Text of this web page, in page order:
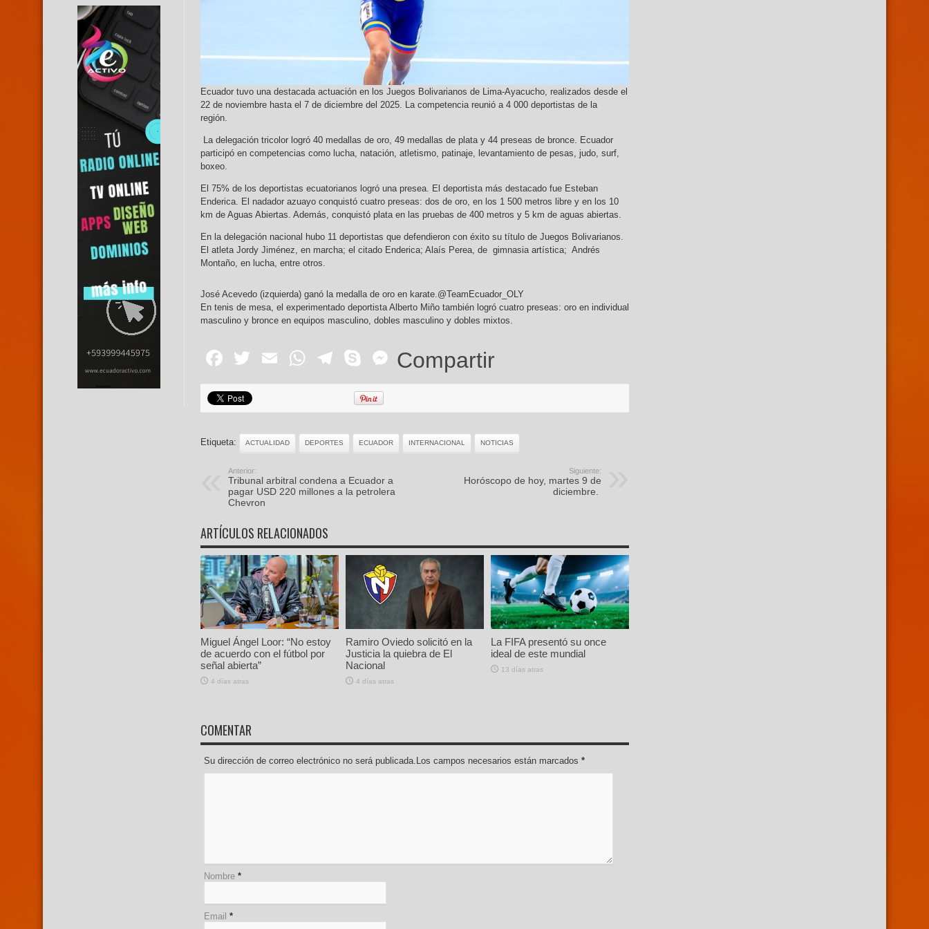
Ecuador tuvo una destacada actuación en los Juegos Bolivarianos de Lima-Ayacucho, realizados desde el
22 de noviembre hasta el 7 de diciembre del 2025. La competencia reunió a 4 000 deportistas de la
región.
La delegación tricolor logró 40 medallas de oro, 49 medallas de plata y 44 preseas de bronce. Ecuador
participó en competencias como lucha, natación, atletismo, patinaje, levantamiento de pesas, judo, surf,
boxeo.
El 75% de los deportistas ecuatorianos logró una presea. El deportista más destacado fue Esteban
Enderica. El nadador azuayo conquistó cuatro preseas: dos de oro, en los 1 500 metros libre y en los 10
km de Aguas Abiertas. Además, conquistó plata en las pruebas de 400 metros y 5 km de aguas abiertas.
En la delegación nacional hubo 11 deportistas que defendieron con éxito su título de Juegos Bolivarianos.
El atleta Jordy Jiménez, en marcha; el citado Enderica; Alaís Perea, de gimnasia artística; Andrés
Montaño, en lucha, entre otros.
José Acevedo (izquierda) ganó la medalla de oro en karate.@TeamEcuador_OLY
En tenis de mesa, el experimentado deportista Alberto Miño también logró cuatro preseas: oro en individual
masculino y bronce en equipos masculino, dobles masculino y dobles mixtos.
Facebook
Twitter
EmailWhatsApp
Telegram
SkypeMessenger
Compartir
Etiqueta: ACTUALIDAD DEPORTES ECUADOR INTERNACIONAL NOTICIAS
Anterior:
Tribunal arbitral condena a Ecuador a
pagar USD 220 millones a la petrolera
Chevron
Siguiente:
Horóscopo de hoy, martes 9 de
diciembre.
ARTÍCULOS RELACIONADOS
Miguel Ángel Loor: “No estoy
de acuerdo con el fútbol por
señal abierta”
4 días atras
Ramiro Oviedo solicitó en la
Justicia la quiebra de El
Nacional
4 días atras
La FIFA presentó su once
ideal de este mundial
13 días atras
COMENTAR
Su dirección de correo electrónico no será publicada.Los campos necesarios están marcados *
Nombre *
Email *